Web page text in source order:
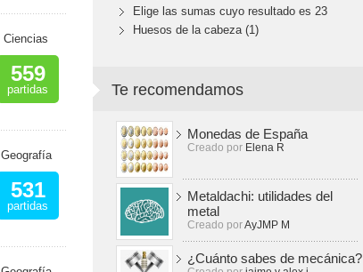
Ciencias
559
partidas
Geografía
531
partidas
Elige las sumas cuyo resultado es 23
Huesos de la cabeza (1)
Te recomendamos
Monedas de España
Creado por Elena R
Metaldachi: utilidades del
metal
Creado porAyJMP M
¿Cuánto sabes de mecánica?